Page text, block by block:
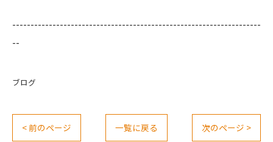
--------------------------------------------------------------------
--
ブログ
< 前のページ 一覧に戻る 次のページ >